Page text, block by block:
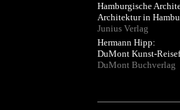
Hamburgische
Architektur in
Junius Verlag
Hermann Hipp:
DuMont Kunst-
DuMont Buchverlag